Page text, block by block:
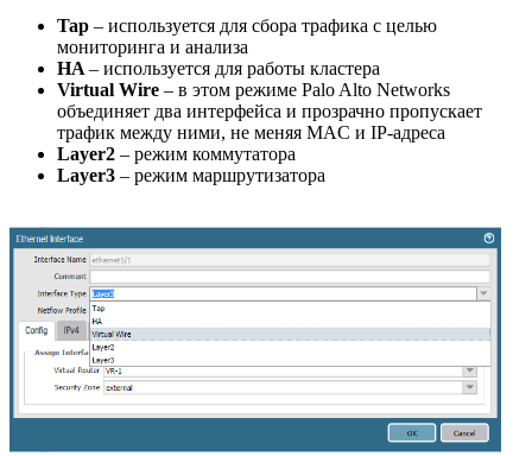
Tap – используется для сбора трафика с целью
мониторинга и анализа
HA – используется для работы кластера
Virtual Wire – в этом режиме Palo Alto Networks
объединяет два интерфейса и прозрачно пропускает
трафик между ними, не меняя MAC и IP-адреса
Layer2 – режим коммутатора
Layer3 – режим маршрутизатора